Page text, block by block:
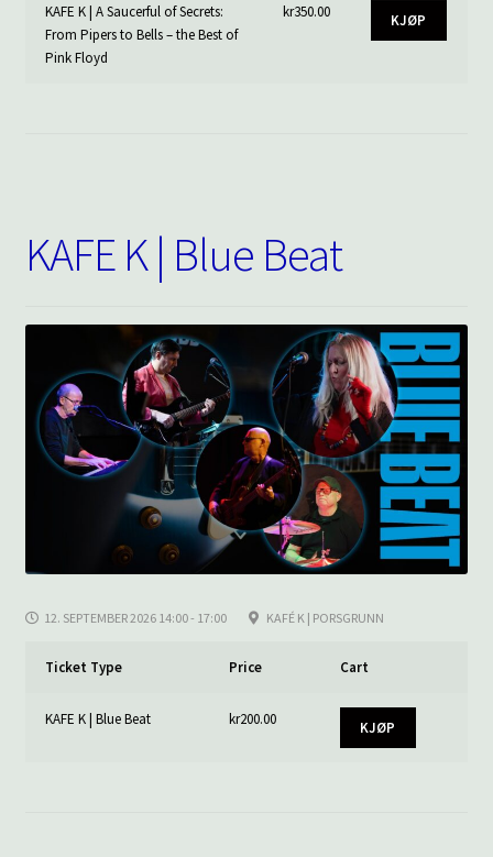
KAFE K | A Saucerful of Secrets:
From Pipers to Bells – the Best of
Pink Floyd
kr350.00 KJØP
KAFE K | Blue Beat
12. SEPTEMBER 2026 14:00 - 17:00 KAFÉ K | PORSGRUNN
Ticket Type Price Cart
KAFE K | Blue Beat kr200.00 KJØP